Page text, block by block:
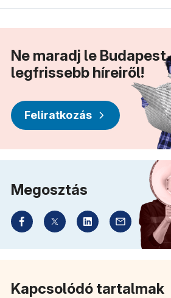
Ne maradj le Budapest
legfrissebb híreiről!
Feliratkozás
Megosztás
Kapcsolódó tartalmak